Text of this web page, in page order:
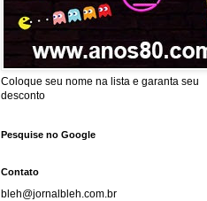
Coloque seu nome na lista e garanta seu
desconto
Pesquise no Google
Contato
bleh@jornalbleh.com.br